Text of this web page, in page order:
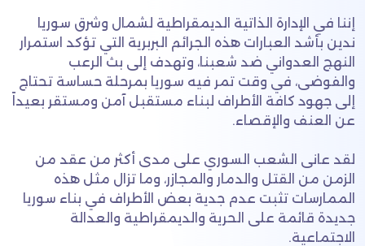
إننا في الإدارة الذاتية الديمقراطية لشمال وشرق سوريا
ندين بأشد العبارات هذه الجرائم البربرية التي تؤكد استمرار
النهج العدواني ضد شعبنا، وتهدف إلى بث الرعب
والفوضى، في وقت تمر فيه سوريا بمرحلة حساسة تحتاج
إلى جهود كافة الأطراف لبناء مستقبل آمن ومستقر بعيداً
عن العنف والإقصاء.
لقد عانى الشعب السوري على مدى أكثر من عقد من
الزمن من القتل والدمار والمجازر، وما تزال مثل هذه
الممارسات تثبت عدم جدية بعض الأطراف في بناء سوريا
جديدة قائمة على الحرية والديمقراطية والعدالة
الاجتماعية.